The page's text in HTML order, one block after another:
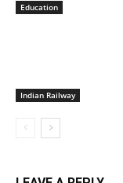
Education
Indian Railway